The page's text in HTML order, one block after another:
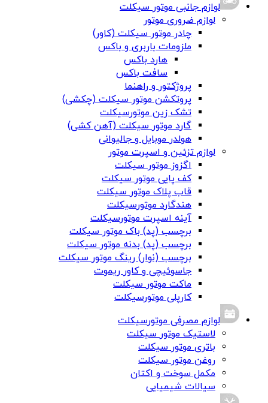
لوازم جانبی موتور سیکلت
لوازم ضروری موتور
چادر موتور سیکلت (کاور)
ملزومات باربری و باکس
هارد باکس
سافت باکس
پروژکتور و راهنما
پروتکشن موتور سیکلت (چکشی)
تشک زین موتورسیکلت
گارد موتور سیکلت (آهن کشی)
هولدر موبایل و جالیوانی
لوازم تزئین و اسپرت موتور
اگزوز موتور سیکلت
کف پایی موتور سیکلت
قاب پلاک موتور سیکلت
هندگارد موتورسیکلت
آینه اسپرت موتورسیکلت
برچسب (پد) باک موتور سیکلت
برچسب (پد) بدنه موتور سیکلت
برچسب (نوار) رینگ موتور سیکلت
جاسوئیچی و کاور ریموت
ماکت موتور سیکلت
کارپلی موتورسیکلت
لوازم مصرفی موتورسیکلت
لاستیک موتور سیکلت
باتری موتور سیکلت
روغن موتور سیکلت
مکمل سوخت و اکتان
سیالات شیمیایی